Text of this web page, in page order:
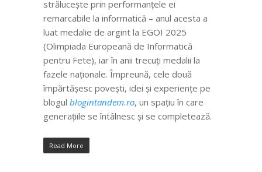
strălucește prin performanțele ei
remarcabile la informatică – anul acesta a
luat medalie de argint la EGOI 2025
(Olimpiada Europeană de Informatică
pentru Fete), iar în anii trecuți medalii la
fazele naționale. Împreună, cele două
împărtășesc povești, idei și experiențe pe
blogul blogintandem.ro, un spațiu în care
generațiile se întâlnesc și se completează.
Read More